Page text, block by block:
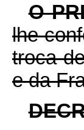
O
lhe
troca
e da